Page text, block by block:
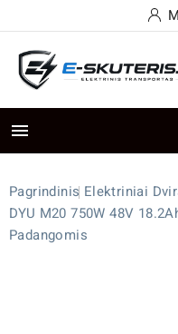

Pagrindinis Elektriniai
DYU M20 750W 48V
Padangomis